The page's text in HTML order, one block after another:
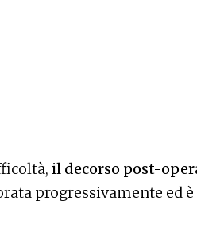
il decorso post-
progressivamente ed